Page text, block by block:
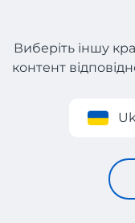
Реєстрація
Виберіть іншу
контент
Б’юті-